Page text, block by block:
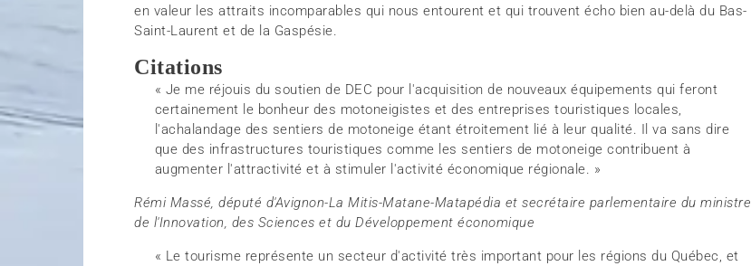
en valeur les attraits incomparables qui nous entourent et qui trouvent écho bien au-delà du Bas-
Saint-Laurent et de la Gaspésie.
Citations
« Je me réjouis du soutien de DEC pour l'acquisition de nouveaux équipements qui feront
certainement le bonheur des motoneigistes et des entreprises touristiques locales,
l'achalandage des sentiers de motoneige étant étroitement lié à leur qualité. Il va sans dire
que des infrastructures touristiques comme les sentiers de motoneige contribuent à
augmenter l'attractivité et à stimuler l'activité économique régionale. »
Rémi Massé, député d'Avignon-La Mitis-Matane-Matapédia et secrétaire parlementaire du ministre
de l'Innovation, des Sciences et du Développement économique
« Le tourisme représente un secteur d'activité très important pour les régions du Québec, et